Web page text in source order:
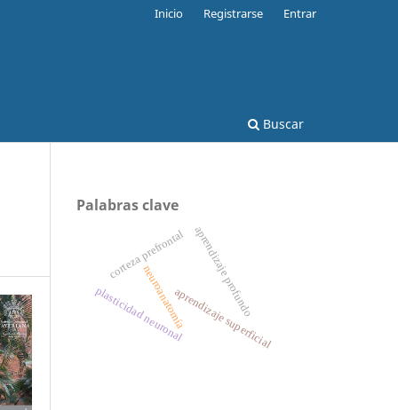
Buscar
Inicio Registrarse Entrar
Palabras clave
neuroanatomíaaprendizaje profundo
aprendizaje superficial
corteza prefrontal
plasticidad neuronal